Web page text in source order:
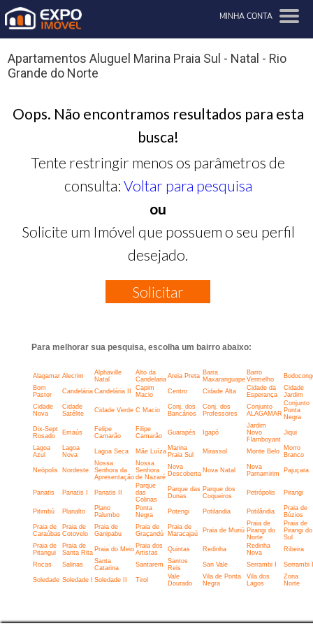
MINHA CONTA
Apartamentos Aluguel Marina Praia Sul - Natal - Rio
Grande do Norte
Oops. Não encontramos resultados para esta
busca!
Tente restringir menos os parâmetros de
consulta: Voltar para pesquisa
ou
Solicite um Imóvel que possuem o seu perfil
desejado.
Solicitar
Para melhorar sua pesquisa, escolha um bairro abaixo:
Alagamar Alecrim
Alphaville
Natal
Alto da
Candelaria Areia Preta Barra
Maxaranguape
Barro
Vermelho
Bom
Pastor
Candelária Candelária II
Capim
Macio
Centro Cidade Alta
Cidade da
Esperança
Cidade
Jardim
Cidade
Nova
Cidade
Satélite
Cidade Verde C Macio
Conj. dos
Bancários
Conj. dos
Professores
Conjunto
ALAGAMAR
Conjunto
Ponta
Negra
Dix-Sept
Rosado
Emaús
Felipe
Camarão
Filipe
Camarão
Guarapés Igapó
Jardim
Novo
Flamboyant
Jiqui
Lagoa
Azul
Lagoa
Nova
Lagoa Seca Mãe Luíza Marina
Praia Sul
Mirassol Monte Belo
Morro
Branco
Neópolis Nordeste
Nossa
Senhora da
Apresentação
Nossa
Senhora
de Nazaré
Nova
Descoberta Nova Natal
Nova
Parnamirim
Pajuçara
Panatis Panatis I Panatis II
Parque
das
Colinas
Parque das
Dunas
Parque dos
Coqueiros
Petrópolis Pirangi
Pitimbú Planalto
Plano
Palumbo
Ponta
Negra
Potengi Potilandia Potilândia
Praia de
Búzios
Praia de
Caraúbas
Praia de
Cotovelo
Praia de
Ganipabu
Praia de
Graçandú
Praia de
Maracajaú
Praia de Muriú
Praia de
Pirangi do
Norte
Praia de
Pirangi do
Sul
Praia de
Pitangui
Praia de
Santa Rita Praia do Meio Praia dos
Artistas
Quintas Redinha
Redinha
Nova
Ribeira
Rocas Salinas
Santa
Catarina
Santarem
Santos
Reis
San Vale Serrambi I Serrambi
Soledade Soledade I Soledade II Tirol
Vale
Dourado
Vila de Ponta
Negra
Vila dos
Lagos
Zona
Norte